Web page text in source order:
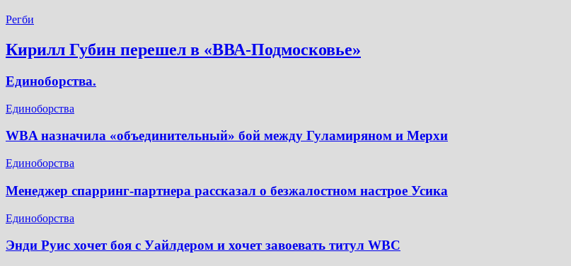
Регби
Кирилл Губин перешел в «ВВА-Подмосковье»
Единоборства.
Единоборства
WBA назначила «объединительный» бой между Гуламиряном и Мерхи
Единоборства
Менеджер спарринг-партнера рассказал о безжалостном настрое Усика
Единоборства
Энди Руис хочет боя с Уайлдером и хочет завоевать титул WBC